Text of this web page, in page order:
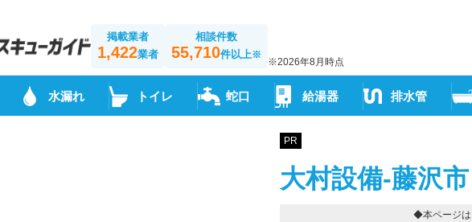
掲載業者
1,422業者
相談件数
55,710件以上※
※2026年8月時点
水漏れ トイレ 蛇口 給湯器 排水管
PR
大村設備-藤沢市
◆本ページは